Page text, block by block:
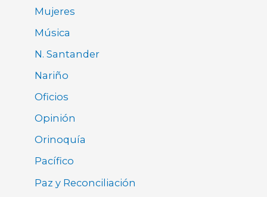
Mujeres
Música
N. Santander
Nariño
Oficios
Opinión
Orinoquía
Pacífico
Paz y Reconciliación